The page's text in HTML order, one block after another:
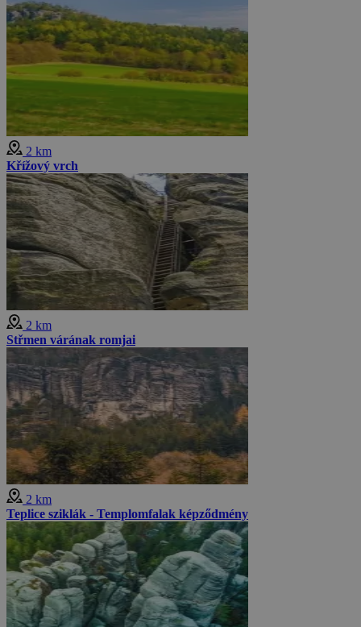
2 km
Křížový vrch
2 km
Střmen várának romjai
2 km
Teplice sziklák - Templomfalak képződmény